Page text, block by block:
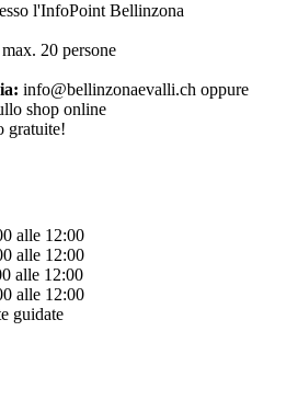
l'InfoPoint Bellinzona
max. 20 persone
info@bellinzonaevalli.ch oppure
shop online
gratuite!
alle 12:00
alle 12:00
alle 12:00
alle 12:00
guidate